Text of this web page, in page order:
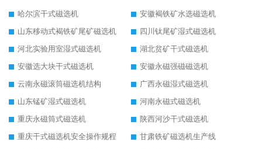
哈尔滨干式磁选机
安徽褐铁矿水选磁选机
山东移动式褐铁矿尾矿磁选机
四川钛尾矿湿式磁选机
河北实验用室湿式磁选机
湖北贫矿干式磁选机
安徽选大块干式磁选机
安徽永磁强磁磁选机
云南永磁滚筒磁选机结构
广西永磁湿式磁选机
山东锰矿湿式磁选机
河南永磁式磁选机
重庆永磁筒式磁选机
陕西河沙干式磁选机
重庆干式磁选机安全操作规程
甘肃铁矿磁选机生产线